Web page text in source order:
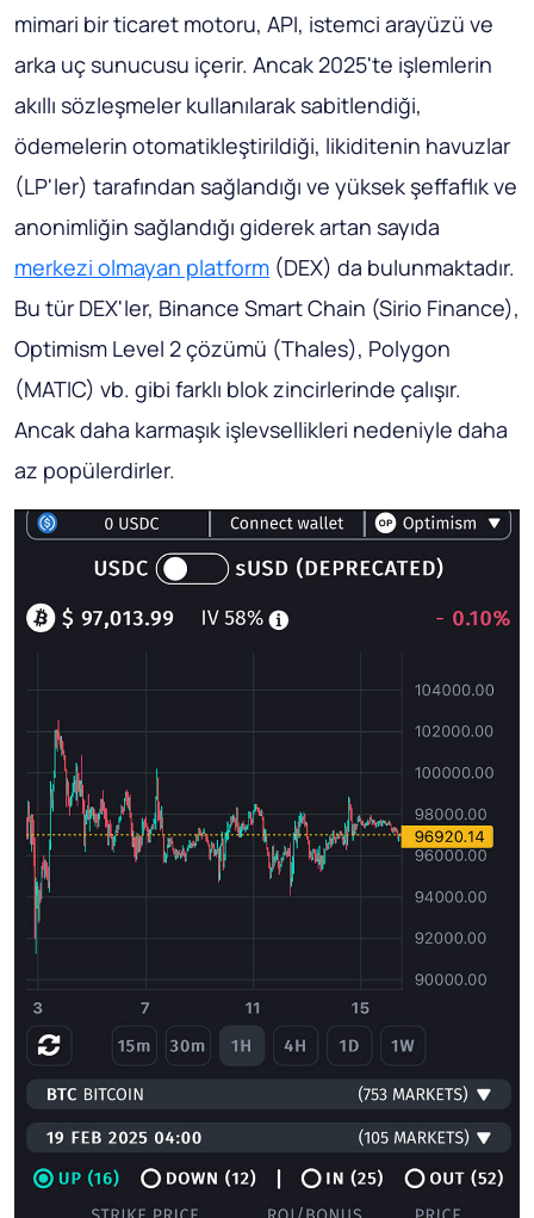
mimari bir ticaret motoru, API, istemci arayüzü ve
arka uç sunucusu içerir. Ancak 2025'te işlemlerin
akıllı sözleşmeler kullanılarak sabitlendiği,
ödemelerin otomatikleştirildiği, likiditenin havuzlar
(LP'ler) tarafından sağlandığı ve yüksek şeffaflık ve
anonimliğin sağlandığı giderek artan sayıda
merkezi olmayan platform (DEX) da bulunmaktadır.
Bu tür DEX'ler, Binance Smart Chain (Sirio Finance),
Optimism Level 2 çözümü (Thales), Polygon
(MATIC) vb. gibi farklı blok zincirlerinde çalışır.
Ancak daha karmaşık işlevsellikleri nedeniyle daha
az popülerdirler.